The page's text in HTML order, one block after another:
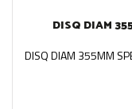
DISQ DIAM
DISQ DIAM 355MM